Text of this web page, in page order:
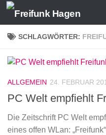
Zum Inhalt springen
SCHLAGWÖRTER:
ALLGEMEIN 24. FEBRUAR
PC Welt empfiehlt
Die Zeitschrift PC Welt
eines offen WLan: